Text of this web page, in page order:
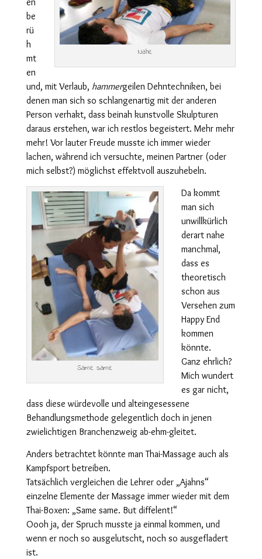
Nahe
be
rü
h
mt
en
und, mit Verlaub, hammergeilen Dehntechniken, bei
denen man sich so schlangenartig mit der anderen
Person verhakt, dass beinah kunstvolle Skulpturen
daraus erstehen, war ich restlos begeistert. Mehr mehr
mehr! Vor lauter Freude musste ich immer wieder
lachen, während ich versuchte, meinen Partner (oder
mich selbst?) möglichst effektvoll auszuhebeln.
Same same
Da kommt
man sich
unwillkürlich
derart nahe
manchmal,
dass es
theoretisch
schon aus
Versehen zum
Happy End
kommen
könnte.
Ganz ehrlich?
Mich wundert
es gar nicht,
dass diese würdevolle und alteingesessene
Behandlungsmethode gelegentlich doch in jenen
zwielichtigen Branchenzweig ab-ehm-gleitet.
Anders betrachtet könnte man Thai-Massage auch als
Kampfsport betreiben.
Tatsächlich vergleichen die Lehrer oder „Ajahns“
einzelne Elemente der Massage immer wieder mit dem
Thai-Boxen: „Same same. But diffelent!“
Oooh ja, der Spruch musste ja einmal kommen, und
wenn er noch so ausgelutscht, noch so ausgefladert
ist.